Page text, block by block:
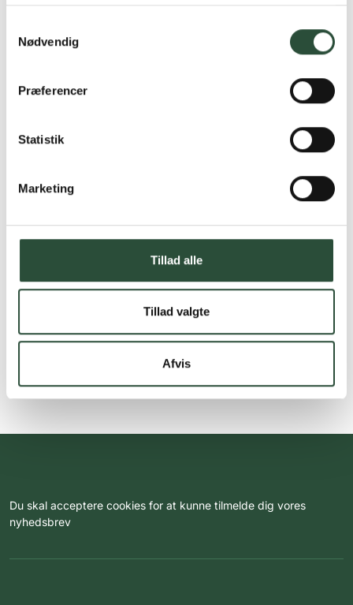
Nødvendig
Præferencer
Statistik
Marketing
Tillad alle
Tillad valgte
Afvis
Du skal acceptere cookies for at kunne tilmelde dig vores
nyhedsbrev